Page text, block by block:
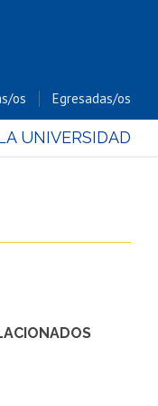
os Egresadas/os
UNIVERSIDAD